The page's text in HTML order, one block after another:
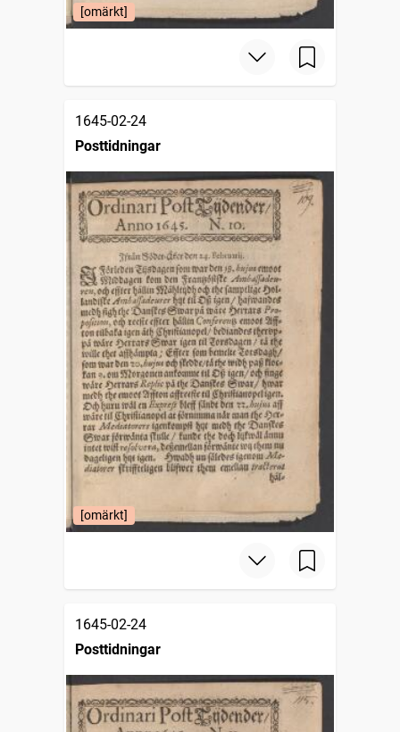
[omärkt]
1645-02-24
Posttidningar
[omärkt]
1645-02-24
Posttidningar